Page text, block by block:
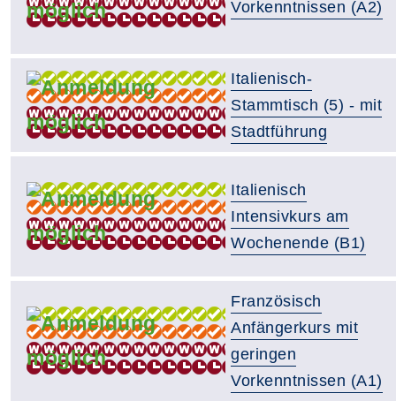
Vorkenntnissen (A2)
Italienisch-
Stammtisch (5) - mit
Stadtführung
Italienisch
Intensivkurs am
Wochenende (B1)
Französisch
Anfängerkurs mit
geringen
Vorkenntnissen (A1)